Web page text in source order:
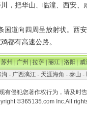
，把华山、临潼、西安
国道向四周呈放射状。西
都有高速公路。
苏州|广州|拉萨|丽江|洛阳|威
沟 - 广西漓江- 天涯海角 - 泰山 -
有侵犯您著作权行为，请及时
©365135.com Inc.All